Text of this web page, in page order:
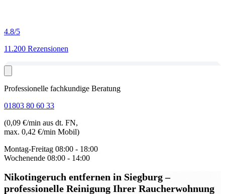
4.8/5
11.200 Rezensionen
Professionelle fachkundige Beratung
01803 80 60 33
(0,09 €/min aus dt. FN,
max. 0,42 €/min Mobil)
Montag-Freitag 08:00 - 18:00
Wochenende 08:00 - 14:00
Nikotingeruch entfernen in Siegburg–
professionelle Reinigung Ihrer Raucherwohnung